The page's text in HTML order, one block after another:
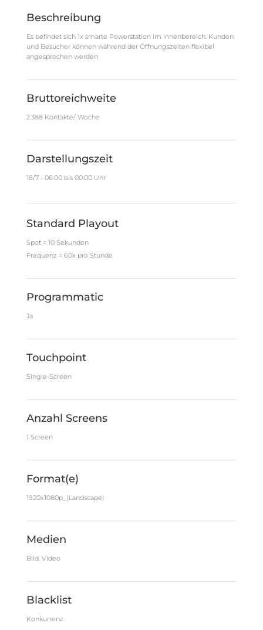
Beschreibung
Es befindet sich 1x smarte Powerstation im Innenbereich. Kunden
und Besucher können während der Öffnungszeiten flexibel
angesprochen werden.
Bruttoreichweite
2.388 Kontakte/ Woche
Darstellungszeit
18/7 - 06:00 bis 00:00 Uhr
Standard Playout
Spot = 10 Sekunden
Frequenz = 60x pro Stunde
Programmatic
Ja
Touchpoint
Single-Screen
Anzahl Screens
1 Screen
Format(e)
1920x1080p_(Landscape)
Medien
Bild, Video
Blacklist
Konkurrenz